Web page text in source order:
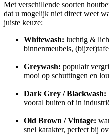
Met verschillende soorten
dat u mogelijk niet direct weet
juiste keuze:
Whitewash: luchtig &
binnenmeubels,
Greywash: populair
mooi op schuttingen en
Dark Grey / Blackwash:
vooral buiten of in
Old Brown / Vintage:
snel karakter, perfect bij